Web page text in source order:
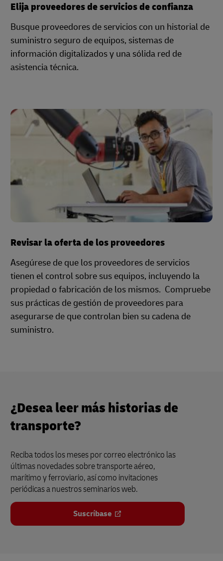
Elija proveedores de servicios de confianza
Busque proveedores de servicios con un historial de
suministro seguro de equipos, sistemas de
información digitalizados y una sólida red de
asistencia técnica.
Revisar la oferta de los proveedores
Asegúrese de que los proveedores de servicios
tienen el control sobre sus equipos, incluyendo la
propiedad o fabricación de los mismos. Compruebe
sus prácticas de gestión de proveedores para
asegurarse de que controlan bien su cadena de
suministro.
¿Desea leer más historias de
transporte?
Reciba todos los meses por correo electrónico las
últimas novedades sobre transporte aéreo,
marítimo y ferroviario, así como invitaciones
periódicas a nuestros seminarios web.
Suscríbase